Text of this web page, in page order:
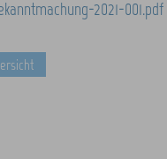
2021-001.pdf